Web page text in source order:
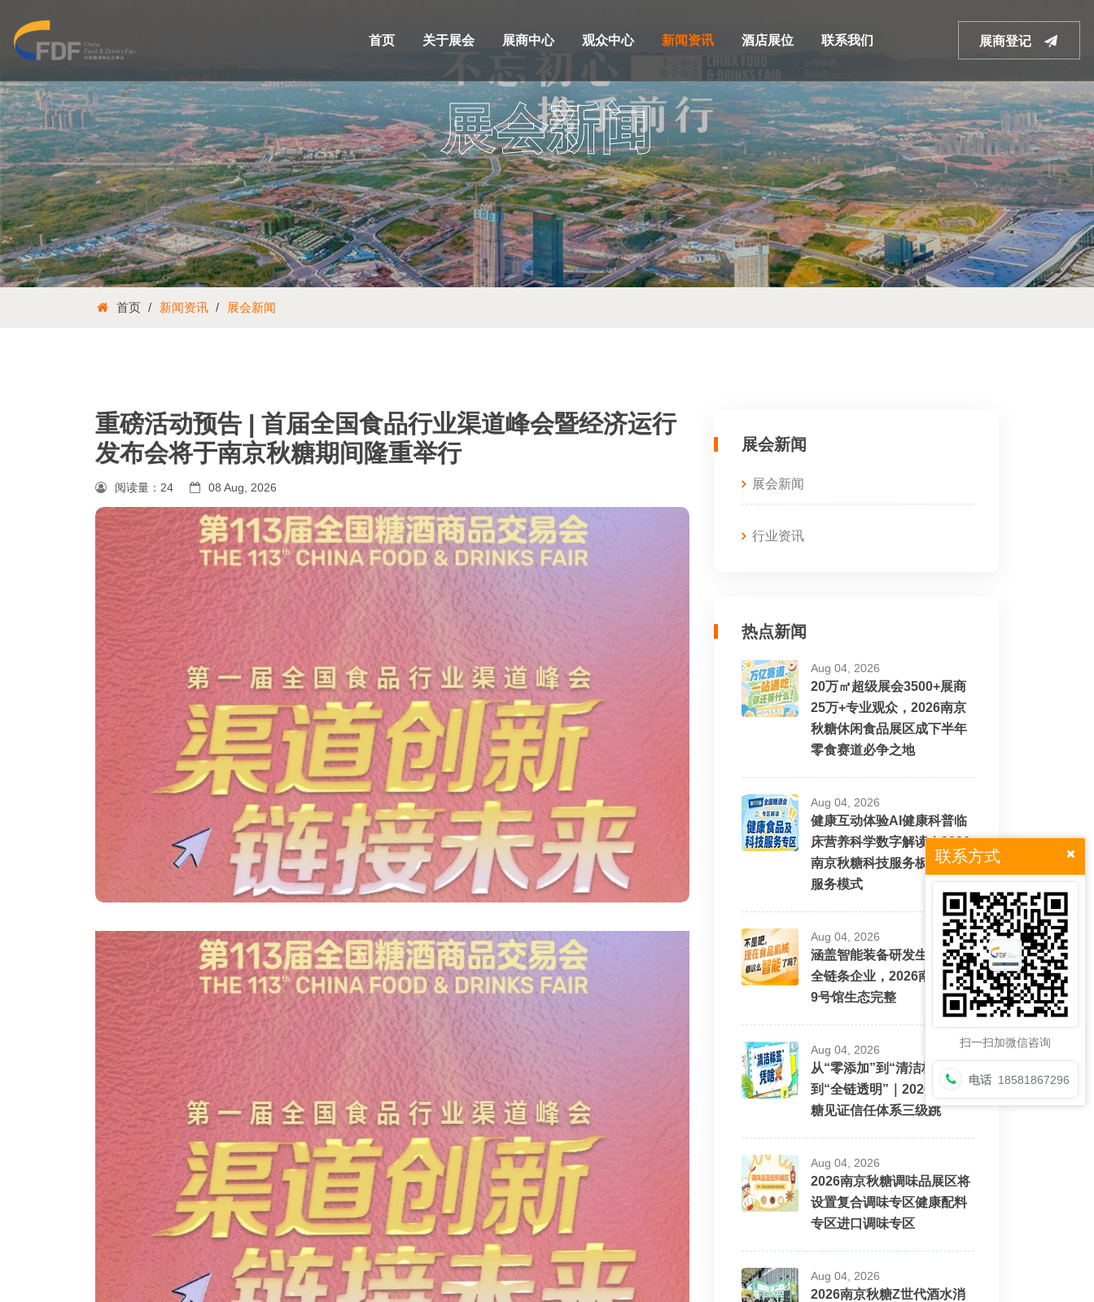
首页 关于展会 展商中心 观众中心 新闻资讯 酒店展位 联系我们 展商登记
展会新闻
首页 新闻资讯 展会新闻
重磅活动预告 | 首届全国食品行业渠道峰会暨经济运行
发布会将于南京秋糖期间隆重举行
阅读量： 24 08 Aug, 2026
展会新闻
展会新闻
行业资讯
热点新闻
Aug 04, 2026
20万㎡超级展会3500+展商
25万+专业观众，2026南京
秋糖休闲食品展区成下半年
零食赛道必争之地
Aug 04, 2026
健康互动体验AI健康科普临
床营养科学数字解读｜2026
南京秋糖科技服务板块创新
服务模式
Aug 04, 2026
涵盖智能装备研发生产销售
全链条企业，2026南京秋糖
9号馆生态完整
Aug 04, 2026
从“零添加”到“清洁标签”再
到“全链透明”｜2026南京秋
糖见证信任体系三级跳
Aug 04, 2026
2026南京秋糖调味品展区将
设置复合调味专区健康配料
专区进口调味专区
Aug 04, 2026
2026南京秋糖Z世代酒水消
联系方式
扫一扫加微信咨询
电话 18581867296